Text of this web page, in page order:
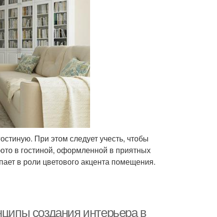
При этом следует учесть, чтобы
в гостиной, оформленной в приятных
в роли цветового акцента помещения.
создания интерьера в